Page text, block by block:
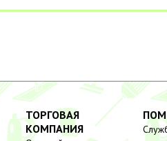
ТОРГОВАЯ
КОМПАНИЯ